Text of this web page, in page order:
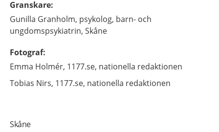
Granskare:
Gunilla Granholm, psykolog, barn- och
ungdomspsykiatrin, Skåne
Fotograf:
Emma Holmér, 1177.se, nationella redaktionen
Tobias Nirs, 1177.se, nationella redaktionen
Skåne